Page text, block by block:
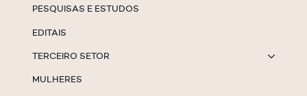
PESQUISAS E ESTUDOS
EDITAIS
TERCEIRO SETOR
MULHERES